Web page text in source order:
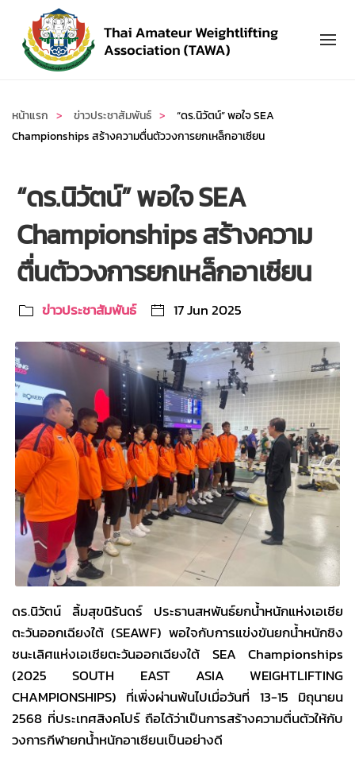
Skip to main content
หน้าแรก ข่าวประชาสัมพันธ์
“ดร.นิวัตน์” พอใจ SEA
Championships สร้างความตื่นตัววงการยกเหล็กอาเซียน
“ดร.นิวัตน์” พอใจ SEA
Championships สร้างความ
ตื่นตัววงการยกเหล็กอาเซียน
ข่าวประชาสัมพันธ์ 17 Jun 2025
ดร.นิวัตน์ ลิ้มสุขนิรันดร์ ประธานสหพันธ์ยกน้ำหนักแห่งเอเชีย
ตะวันออกเฉียงใต้ (SEAWF) พอใจกับการแข่งขันยกน้ำหนักชิง
ชนะเลิศแห่งเอเชียตะวันออกเฉียงใต้ SEA Championships
(2025 SOUTH EAST ASIA WEIGHTLIFTING
CHAMPIONSHIPS) ที่เพิ่งผ่านพ้นไปเมื่อวันที่ 13-15 มิถุนายน
2568 ที่ประเทศสิงคโปร์ ถือได้ว่าเป็นการสร้างความตื่นตัวให้กับ
วงการกีฬายกน้ำหนักอาเซียนเป็นอย่างดี